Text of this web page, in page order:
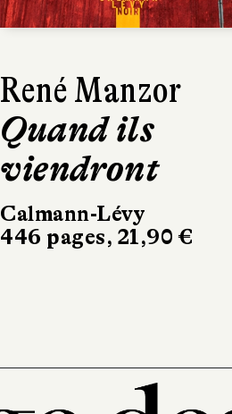
Isabelle
Lagarrigue
C'est l'histoire
d'un amour
Récamier